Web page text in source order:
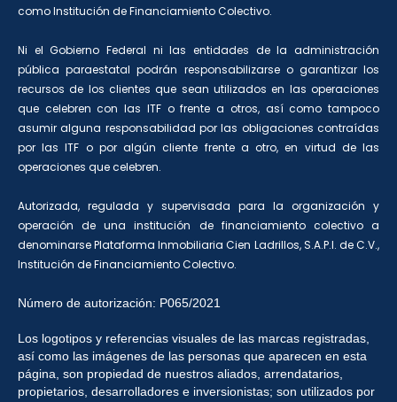
como Institución de Financiamiento Colectivo.
Ni el Gobierno Federal ni las entidades de la administración
pública paraestatal podrán responsabilizarse o garantizar los
recursos de los clientes que sean utilizados en las operaciones
que celebren con las ITF o frente a otros, así como tampoco
asumir alguna responsabilidad por las obligaciones contraídas
por las ITF o por algún cliente frente a otro, en virtud de las
operaciones que celebren.
Autorizada, regulada y supervisada para la organización y
operación de una institución de financiamiento colectivo a
denominarse Plataforma Inmobiliaria Cien Ladrillos, S.A.P.I. de C.V.,
Institución de Financiamiento Colectivo.
Número de autorización: P065/2021
Los logotipos y referencias visuales de las marcas registradas,
así como las imágenes de las personas que aparecen en esta
página, son propiedad de nuestros aliados, arrendatarios,
propietarios, desarrolladores e inversionistas; son utilizados por